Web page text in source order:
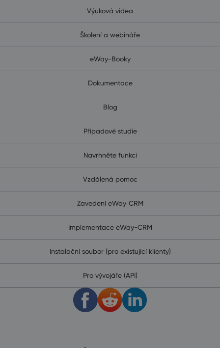
Výuková videa
Školení a webináře
eWay-Booky
Dokumentace
Blog
Případové studie
Navrhněte funkci
Vzdálená pomoc
Zavedení eWay‑CRM
Implementace eWay-CRM
Instalační soubor (pro existující klienty)
Pro vývojáře (API)